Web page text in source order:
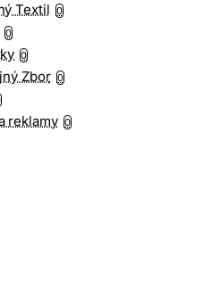
Textil 0
0
0
Zbor 0
reklamy 0